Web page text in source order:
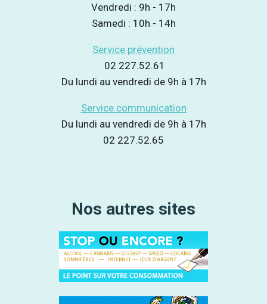
Vendredi : 9h - 17h
Samedi : 10h - 14h
Service prévention
02 227.52.61
Du lundi au vendredi de 9h à 17h
Service communication
Du lundi au vendredi de 9h à 17h
02 227.52.65
Nos autres sites